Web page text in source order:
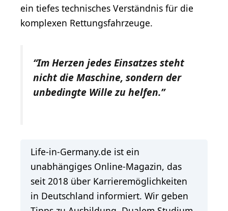
ein tiefes technisches Verständnis für die
komplexen Rettungsfahrzeuge.
“Im Herzen jedes Einsatzes steht
nicht die Maschine, sondern der
unbedingte Wille zu helfen.”
Life-in-Germany.de ist ein
unabhängiges Online-Magazin, das
seit 2018 über Karrieremöglichkeiten
in Deutschland informiert. Wir geben